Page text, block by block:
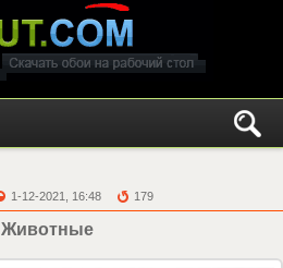
1-12-2021, 16:48 179
Животные